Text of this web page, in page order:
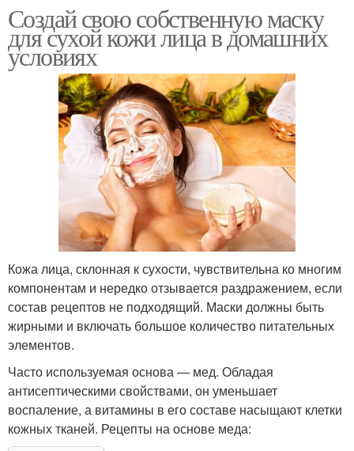
Создай свою собственную маску
для сухой кожи лица в домашних
условиях
Кожа лица, склонная к сухости, чувствительна ко многим
компонентам и нередко отзывается раздражением, если
состав рецептов не подходящий. Маски должны быть
жирными и включать большое количество питательных
элементов.
Часто используемая основа — мед. Обладая
антисептическими свойствами, он уменьшает
воспаление, а витамины в его составе насыщают клетки
кожных тканей. Рецепты на основе меда: